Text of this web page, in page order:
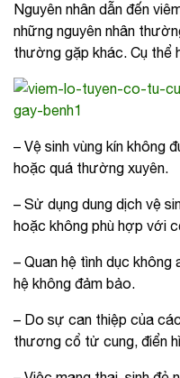
Nguyên nhân dẫn đến
những nguyên nhân
thường gặp khác. Cụ thể
– Vệ sinh vùng kín không
hoặc quá thường xuyên.
– Sử dụng dung dịch vệ
hoặc không phù hợp với
– Quan hệ tình dục không
hệ không đảm bảo.
– Do sự can thiệp của
thương cổ tử cung, điển